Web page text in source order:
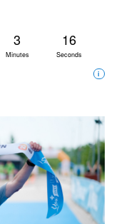
3
Minutes
14
Seconds
i